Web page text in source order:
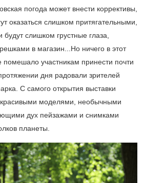
погода может внести коррективы,
оказаться слишком притягательными,
слишком грустные глаза,
в магазин...Но ничего в этот
участникам принести почти
дня радовали зрителей
С самого открытия выставки
красивыми моделями, необычными
дух пейзажами и снимками
планеты.